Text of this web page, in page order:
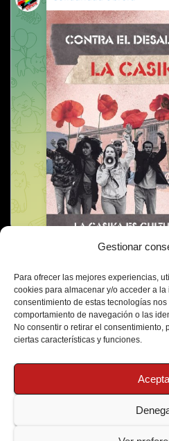
Gestionar
Para ofrecer las mejores experiencias,
cookies para almacenar y/o acceder a
consentimiento de estas tecnologías
comportamiento de navegación o las
No consentir o retirar el consentimiento,
ciertas características y funciones.